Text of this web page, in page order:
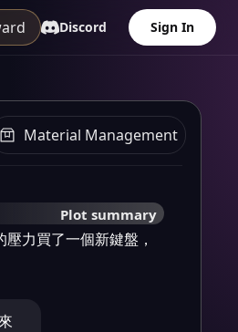
Discord Sign In
Material Management
Plot summary
力買了一個新鍵盤，